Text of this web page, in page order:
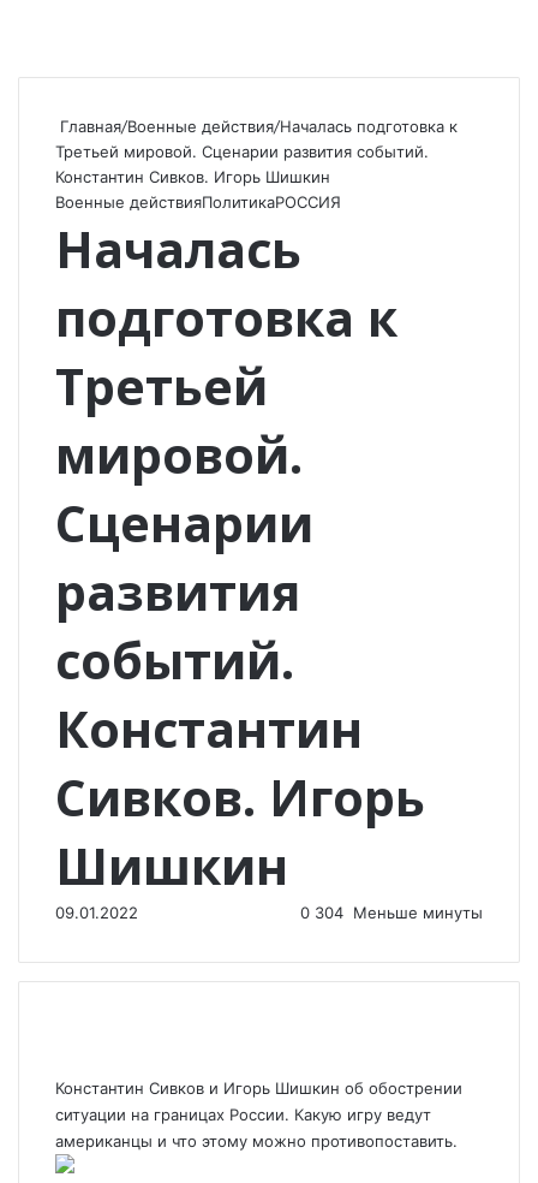
Главная/Военные действия/Началась подготовка к
Третьей мировой. Сценарии развития событий.
Константин Сивков. Игорь Шишкин
Военные действияПолитикаРОССИЯ
Началась
подготовка к
Третьей
мировой.
Сценарии
развития
событий.
Константин
Сивков. Игорь
Шишкин
09.01.2022 0 304 Меньше минуты
Константин Сивков и Игорь Шишкин об обострении
ситуации на границах России. Какую игру ведут
американцы и что этому можно противопоставить.